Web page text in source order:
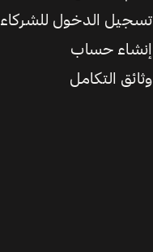
تسجيل الدخول للشركاء
إنشاء حساب
وثائق التكامل